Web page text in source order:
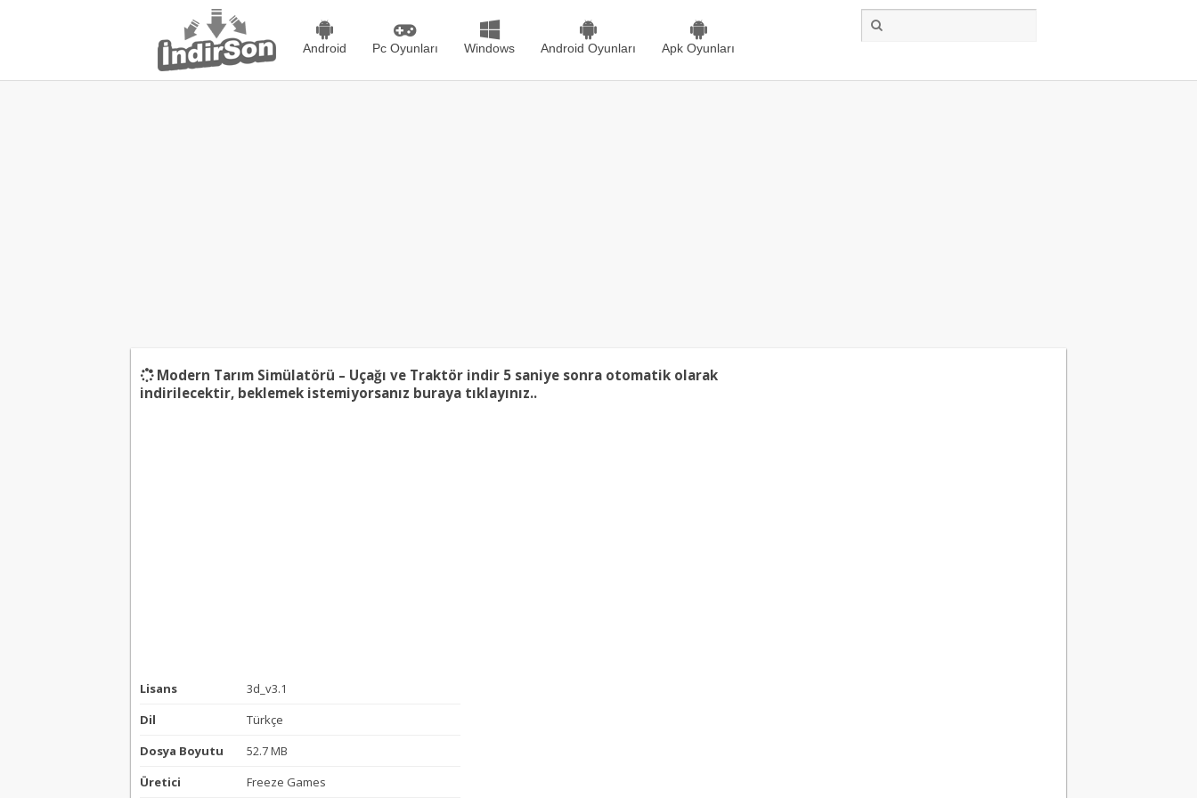
Android Pc Oyunları Windows Android Oyunları Apk Oyunları
Modern Tarım Simülatörü – Uçağı ve Traktör indir 5 saniye sonra otomatik olarak
indirilecektir, beklemek istemiyorsanız buraya tıklayınız..
Lisans
3d_v3.1
Dil
Türkçe
Dosya Boyutu
52.7 MB
Üretici
Freeze Games